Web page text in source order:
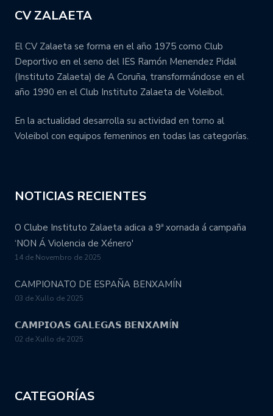
CV ZALAETA
El CV Zalaeta se forma en el año 1975 como Club
Deportivo en el seno del IES Ramón Menendez Pidal
(Instituto Zalaeta) de A Coruña, transformándose en el
año 1990 en el Club Instituto Zalaeta de Voleibol.
En la actualidad desarrolla su actividad en torno al
Voleibol con equipos femeninos en todas las categorías.
NOTICIAS RECIENTES
O Clube Instituto Zalaeta adica a 9ª xornada á campaña
‘NON Á Violencia de Xénero'
14 de Novembro de 2025
CAMPIONATO DE ESPAÑA BENXAMÍN
03 de Xullo de 2025
𝗖𝗔𝗠𝗣𝗜𝗢𝗔𝗦 𝗚𝗔𝗟𝗘𝗚𝗔𝗦 𝗕𝗘𝗡𝗫𝗔𝗠Í𝗡
02 de Xullo de 2025
CATEGORÍAS